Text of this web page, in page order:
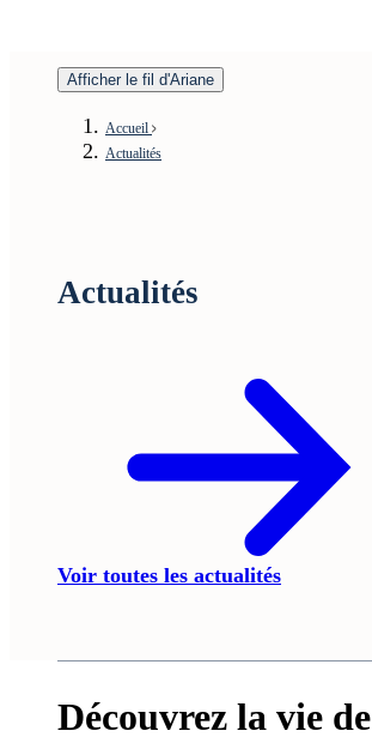
Afficher le fil d'Ariane
Accueil
Actualités
Actualités
Voir toutes les actualités
Découvrez la vie de